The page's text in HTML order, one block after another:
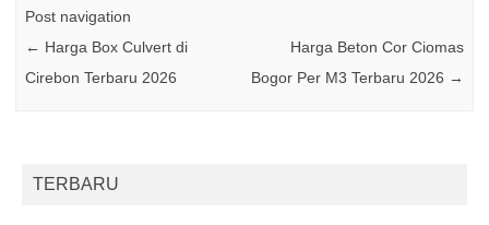
Post navigation
← Harga Box Culvert di
Cirebon Terbaru 2026
Harga Beton Cor Ciomas
Bogor Per M3 Terbaru 2026 →
TERBARU